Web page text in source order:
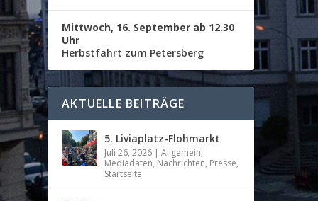
Mittwoch, 16. September ab 12.30
Uhr
Herbstfahrt zum Petersberg
AKTUELLE BEITRÄGE
5. Liviaplatz-Flohmarkt
Juli 26, 2026 |Allgemein,
Mediadaten, Nachrichten, Presse,
Startseite